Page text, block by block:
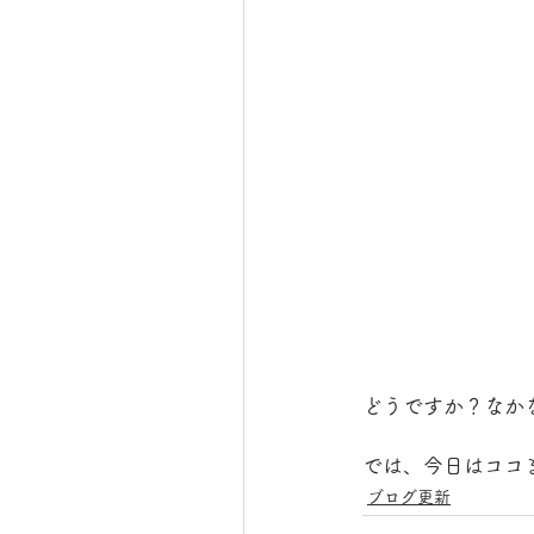
どうですか？なか
では、今日はココ
ブログ更新